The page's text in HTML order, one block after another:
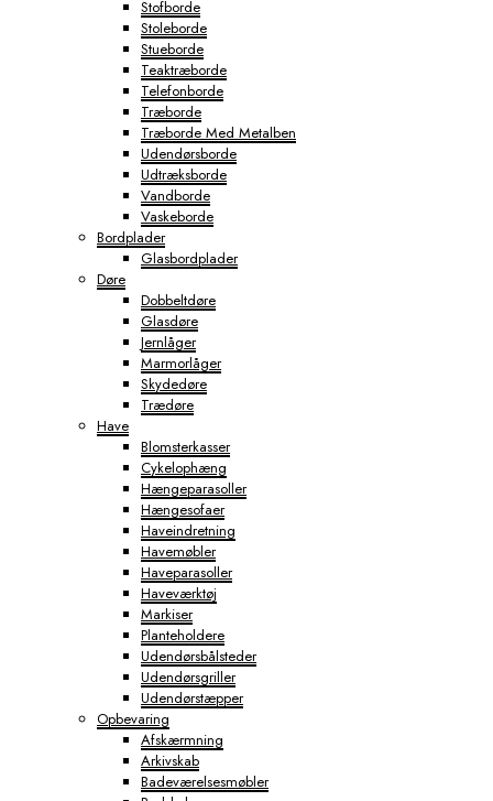
Stofborde
Stoleborde
Stueborde
Teaktræborde
Telefonborde
Træborde
Træborde Med Metalben
Udendørsborde
Udtræksborde
Vandborde
Vaskeborde
Bordplader
Glasbordplader
Døre
Dobbeltdøre
Glasdøre
Jernlåger
Marmorlåger
Skydedøre
Trædøre
Have
Blomsterkasser
Cykelophæng
Hængeparasoller
Hængesofaer
Haveindretning
Havemøbler
Haveparasoller
Haveværktøj
Markiser
Planteholdere
Udendørsbålsteder
Udendørsgriller
Udendørstæpper
Opbevaring
Afskærmning
Arkivskab
Badeværelsesmøbler